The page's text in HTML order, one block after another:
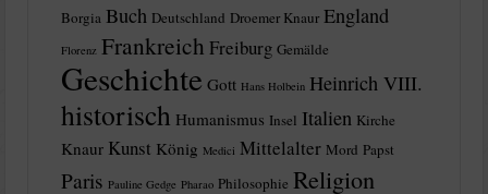
Borgia Buch Deutschland Droemer Knaur England
Florenz Frankreich Freiburg Gemälde
Geschichte Gott Hans Holbein Heinrich VIII.
historisch Humanismus Insel Italien Kirche
Knaur Kunst König Medici Mittelalter Mord Papst
Paris Pauline Gedge Pharao Philosophie Religion